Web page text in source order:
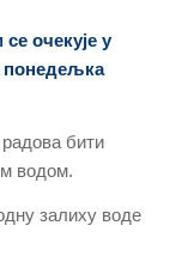
очекује у
понедељка
бити
водом.
залиху воде